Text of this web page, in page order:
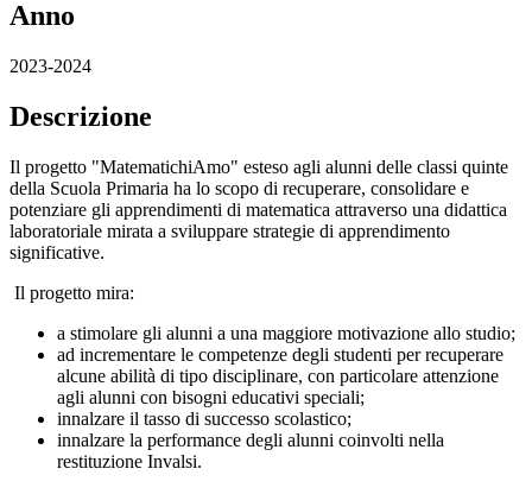
Anno
2023-2024
Descrizione
Il progetto "MatematichiAmo" esteso agli alunni delle classi quinte
della Scuola Primaria ha lo scopo di recuperare, consolidare e
potenziare gli apprendimenti di matematica attraverso una didattica
laboratoriale mirata a sviluppare strategie di apprendimento
significative.
Il progetto mira:
a stimolare gli alunni a una maggiore motivazione allo studio;
ad incrementare le competenze degli studenti per recuperare
alcune abilità di tipo disciplinare, con particolare attenzione
agli alunni con bisogni educativi speciali;
innalzare il tasso di successo scolastico;
innalzare la performance degli alunni coinvolti nella
restituzione Invalsi.